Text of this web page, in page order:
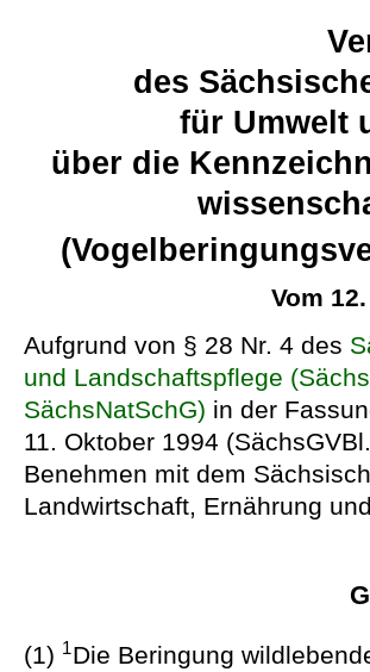
des
für Umwelt
über die
Vom
Aufgrund von § 28 Nr. 4 des
und Landschaftspflege
SächsNatSchG) in der
11. Oktober 1994
Benehmen mit dem
Landwirtschaft, Ernährung
(1) 1Die Beringung